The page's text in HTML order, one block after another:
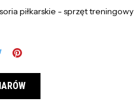
piłkarskie - sprzęt treningowy